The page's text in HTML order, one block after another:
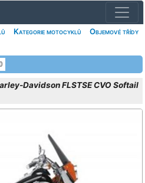
Kategorie motocyklů
Objemové třídy
Davidson FLSTSE CVO Softail